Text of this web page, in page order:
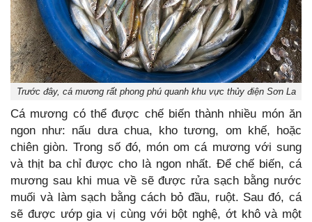
Trước đây, cá mương rất phong phú quanh khu vực thủy điện Sơn La
Cá mương có thể được chế biến thành nhiều món ăn
ngon như: nấu dưa chua, kho tương, om khế, hoặc
chiên giòn. Trong số đó, món om cá mương với sung
và thịt ba chỉ được cho là ngon nhất. Để chế biến, cá
mương sau khi mua về sẽ được rửa sạch bằng nước
muối và làm sạch bằng cách bỏ đầu, ruột. Sau đó, cá
sẽ được ướp gia vị cùng với bột nghệ, ớt khô và một